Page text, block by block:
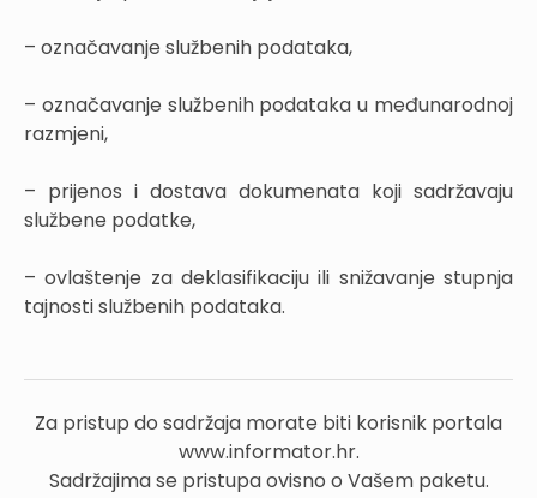
– označavanje službenih podataka,
– označavanje službenih podataka u međunarodnoj
razmjeni,
– prijenos i dostava dokumenata koji sadržavaju
službene podatke,
– ovlaštenje za deklasifikaciju ili snižavanje stupnja
tajnosti službenih podataka.
Za pristup do sadržaja morate biti korisnik portala
www.informator.hr.
Sadržajima se pristupa ovisno o Vašem paketu.